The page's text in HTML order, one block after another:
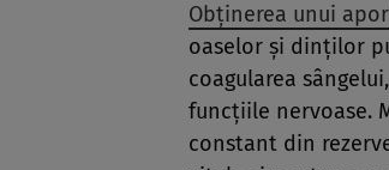
Obținerea unui
oaselor și dinților
coagularea
funcțiile nervoase.
constant din